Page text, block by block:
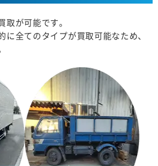
が可能です。
全てのタイプが買取可能なため、